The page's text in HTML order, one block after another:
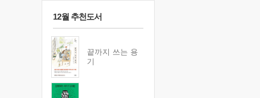
12월 추천도서
끝까지 쓰는 용
기